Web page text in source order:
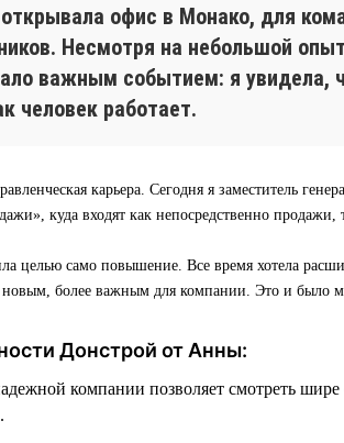
офис в Монако, для
Несмотря на небольшой
важным событием: я увидела,
человек работает.
карьера. Сегодня я заместитель
куда входят как непосредственно
целью само повышение. Все время хотела
новым, более важным для компании. Это и было
Донстрой от Анны:
компании позволяет смотреть